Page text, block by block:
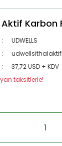
Aktif Karbon
UDWELLS
37,72 USD + KDV
taksitlerle!